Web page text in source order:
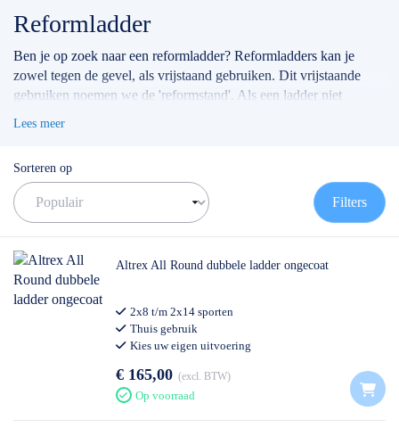
Binnen 1 dag een
Reformladder
Ben je op zoek naar een reformladder? Reformladders kan je
zowel tegen de gevel, als vrijstaand gebruiken. Dit vrijstaande
gebruiken noemen we de 'reformstand'. Als een ladder niet
strengste wet -en regelgeving.
✅
Volgende werkdag op locatie
✅Meedenkende klantenservice
Lees meer
Sorteren op
Filters
Altrex All Round dubbele ladder ongecoat
2x8 t/m 2x14 sporten
Thuis gebruik
Kies uw eigen uitvoering
€ 165,00 excl. BTW
Op voorraad